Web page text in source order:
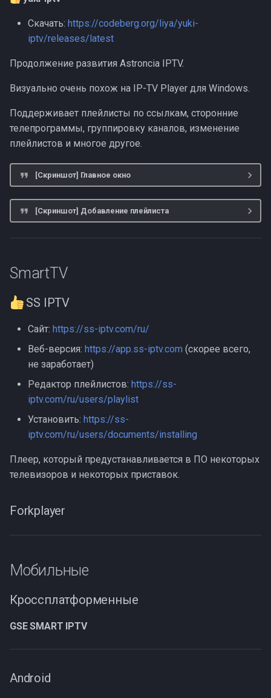
Скачать: https://codeberg.org/liya/yuki-
iptv/releases/latest
Продолжение развития Astroncia IPTV.
Визуально очень похож на IP-TV Player для Windows.
Поддерживает плейлисты по ссылкам, сторонние
телепрограммы, группировку каналов, изменение
плейлистов и многое другое.
[Скриншот] Главное окно
[Скриншот] Добавление плейлиста
SmartTV
SS IPTV
Сайт: https://ss-iptv.com/ru/
Веб-версия: https://app.ss-iptv.com (скорее всего,
не заработает)
Редактор плейлистов: https://ss-
iptv.com/ru/users/playlist
Установить: https://ss-
iptv.com/ru/users/documents/installing
Плеер, который предустанавливается в ПО некоторых
телевизоров и некоторых приставок.
Forkplayer
Мобильные
Кроссплатформенные
GSE SMART IPTV
Android